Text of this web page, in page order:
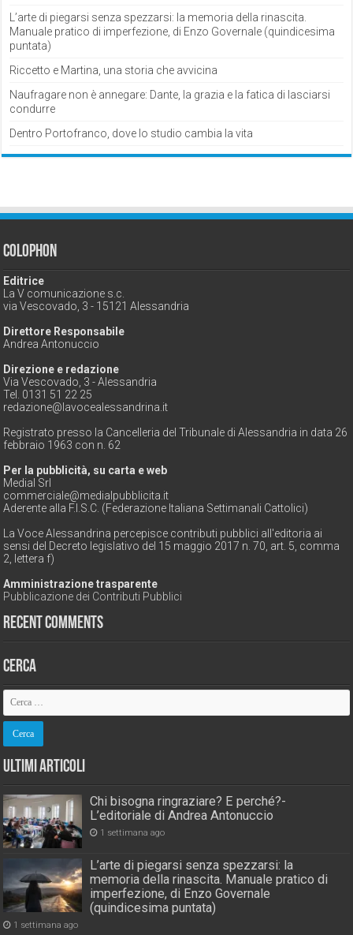
L’arte di piegarsi senza spezzarsi: la memoria della rinascita.
Manuale pratico di imperfezione, di Enzo Governale (quindicesima
puntata)
Riccetto e Martina, una storia che avvicina
Naufragare non è annegare: Dante, la grazia e la fatica di lasciarsi
condurre
Dentro Portofranco, dove lo studio cambia la vita
Colophon
Editrice
La V comunicazione s.c.
via Vescovado, 3 - 15121 Alessandria
Direttore Responsabile
Andrea Antonuccio
Direzione e redazione
Via Vescovado, 3 - Alessandria
Tel. 0131 51 22 25
redazione@lavocealessandrina.it
Registrato presso la Cancelleria del Tribunale di Alessandria in data 26
febbraio 1963 con n. 62
Per la pubblicità, su carta e web
Medial Srl
commerciale@medialpubblicita.it
Aderente alla F.I.S.C. (Federazione Italiana Settimanali Cattolici)
La Voce Alessandrina percepisce contributi pubblici all'editoria ai
sensi del Decreto legislativo del 15 maggio 2017 n. 70, art. 5, comma
2, lettera f)
Amministrazione trasparente
Pubblicazione dei Contributi Pubblici
Recent Comments
Cerca
Ultimi Articoli
Chi bisogna ringraziare? E perché?-
L’editoriale di Andrea Antonuccio
1 settimana ago
L’arte di piegarsi senza spezzarsi: la
memoria della rinascita. Manuale pratico di
imperfezione, di Enzo Governale
(quindicesima puntata)
1 settimana ago